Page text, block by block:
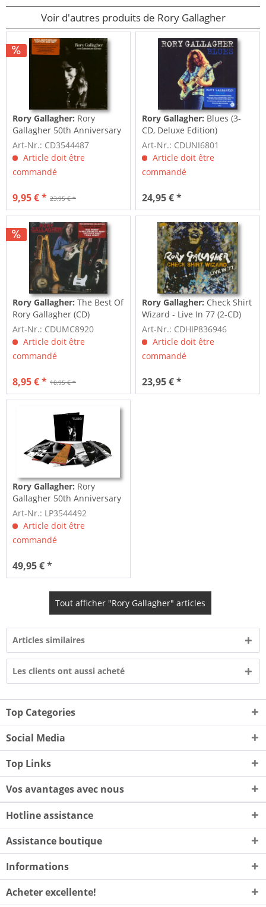
Voir d'autres produits de Rory Gallagher
Rory Gallagher: Rory
Gallagher 50th Anniversary
Edition (2-CD)
Art-Nr.: CD3544487
Article doit être
commandé
23,95 € *
9,95 € *
Rory Gallagher: Blues (3-
CD, Deluxe Edition)
Art-Nr.: CDUNI6801
Article doit être
commandé
24,95 € *
Rory Gallagher: The Best Of
Rory Gallagher (CD)
Art-Nr.: CDUMC8920
Article doit être
commandé
18,95 € *
8,95 € *
Rory Gallagher: Check Shirt
Wizard - Live In 77 (2-CD)
Art-Nr.: CDHIP836946
Article doit être
commandé
23,95 € *
Rory Gallagher: Rory
Gallagher 50th Anniversary
Edition (3-LP,...
Art-Nr.: LP3544492
Article doit être
commandé
49,95 € *
Tout afficher "Rory Gallagher" articles
Articles similaires
Les clients ont aussi acheté
Top Categories
Social Media
Top Links
Vos avantages avec nous
Hotline assistance
Assistance boutique
Informations
Acheter excellente!